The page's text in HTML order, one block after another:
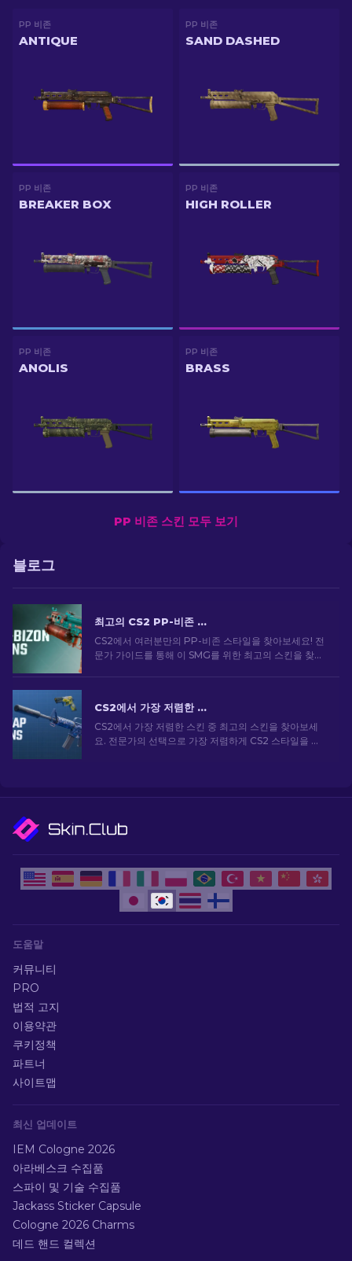
PP 비존
ANTIQUE
PP 비존
SAND DASHED
PP 비존
BREAKER BOX
PP 비존
HIGH ROLLER
PP 비존
ANOLIS
PP 비존
BRASS
PP 비존 스킨 모두 보기
블로그
최고의 CS2 PP-비존 스킨 [2026]
CS2에서 여러분만의 PP-비존 스타일을 찾아보세요! 전
문가 가이드를 통해 이 SMG를 위한 최고의 스킨을 찾아
CS2에서 가장 저렴한 스킨 [2026]
CS2에서 가장 저렴한 스킨 중 최고의 스킨을 찾아보세
요. 전문가의 선택으로 가장 저렴하게 CS2 스타일을 업
도움말
커뮤니티
PRO
법적 고지
이용약관
쿠키정책
파트너
사이트맵
최신 업데이트
IEM Cologne 2026
아라베스크 수집품
스파이 및 기술 수집품
Jackass Sticker Capsule
Cologne 2026 Charms
데드 핸드 컬렉션